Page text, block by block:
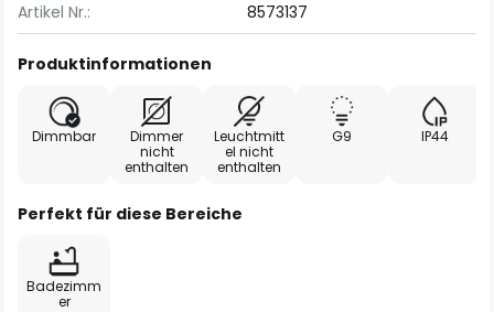
Artikel Nr.:
8573137
Produktinformationen
Dimmbar
Dimmer
nicht
enthalten
Leuchtmitt
el nicht
enthalten
G9 IP44
Perfekt für diese Bereiche
Badezimm
er